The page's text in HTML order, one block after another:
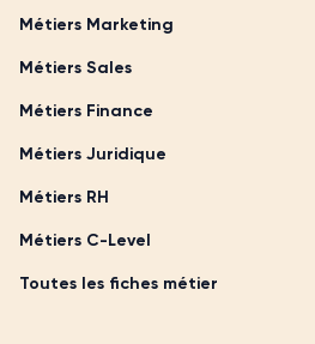
Métiers Marketing
Métiers Sales
Métiers Finance
Métiers Juridique
Métiers RH
Métiers C-Level
Toutes les fiches métier